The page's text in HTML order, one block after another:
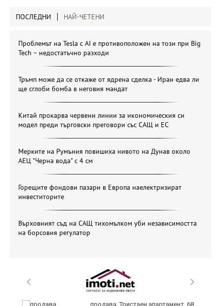
ПОСЛЕДНИ НАЙ-ЧЕТЕНИ
Проблемът на Tesla с AI е противоположен на този при Big
Tech – недостатъчно разходи
Тръмп може да се откаже от ядрена сделка - Иран едва ли
ще сглоби бомба в неговия мандат
Китай прокарва червени линии за икономическия си
модел преди търговски преговори със САЩ и ЕС
Мерките на Румъния повишиха нивото на Дунав около
АЕЦ "Черна вода" с 4 см
Горещите фондови пазари в Европа наелектризират
инвеститорите
Върховният съд на САЩ тихомълком уби независимостта
на борсовия регулатор
продава, Тристаен апартамент, 68